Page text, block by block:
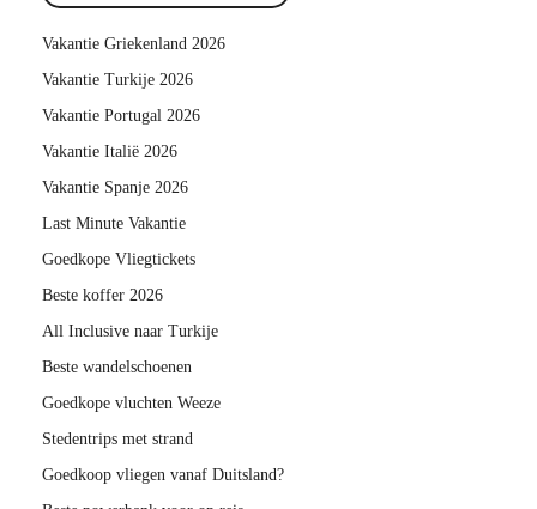
Vakantie Griekenland 2026
Vakantie Turkije 2026
Vakantie Portugal 2026
Vakantie Italië 2026
Vakantie Spanje 2026
Last Minute Vakantie
Goedkope Vliegtickets
Beste koffer 2026
All Inclusive naar Turkije
Beste wandelschoenen
Goedkope vluchten Weeze
Stedentrips met strand
Goedkoop vliegen vanaf Duitsland?